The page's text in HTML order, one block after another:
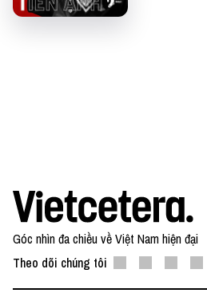
Góc nhìn đa chiều về Việt Nam hiện đại
Theo dõi chúng tôi